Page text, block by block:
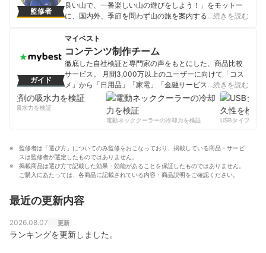
監修者
良い山で、一番楽しい山の遊びをしよう！」をモットー
に、国内外、季節を問わず山の旅を案内する。プライベ
グ、スノーハイク、バックカントリースキーなど、その
時々に合った自然の中でのアクティビティを楽しむ。ま
た、以前写真関係の仕事に就いていた経験を活かし、山
での写真撮影や雑誌などにルポタージュの執筆も行う。
金井麻美のプロフィール
…続きを読む
ガイド
マイベスト
コンテンツ制作チーム
徹底した自社検証と専門家の声をもとにした、商品比較
サービス。 月間3,000万以上のユーザーに向けて「コス
メ」から「日用品」「家電」「金融サービス」まで、ベ
ストな商品を選んでもらうために、毎日コンテンツを制
コンテンツ制作チームのプロフィール
…続きを読む
の吸水力を検証
電動ネッククーラーの冷却力を検証
USBタイプCケー
監修者は「選び方」についてのみ監修をおこなっており、掲載している商品・サービ
スは監修者が選定したものではありません。
掲載商品は選び方で記載した効果・効能があることを保証したものではありません。
ご購入にあたっては、各商品に記載されている内容・商品説明をご確認ください。
最近の更新内容
2026.08.07 更新
ランキングを更新しました。